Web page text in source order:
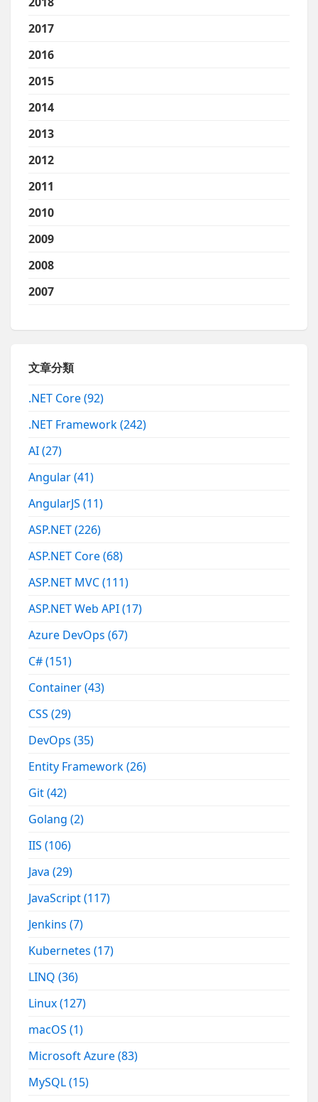
2017
2016
2015
2014
2013
2012
2011
2010
2009
2008
2007
文章分類
.NET Core(92)
.NET Framework(242)
AI(27)
Angular(41)
AngularJS(11)
ASP.NET(226)
ASP.NET Core(68)
ASP.NET MVC(111)
ASP.NET Web API(17)
Azure DevOps(67)
C#(151)
Container(43)
CSS(29)
DevOps(35)
Entity Framework(26)
Git(42)
Golang(2)
IIS(106)
Java(29)
JavaScript(117)
Jenkins(7)
Kubernetes(17)
LINQ(36)
Linux(127)
macOS(1)
Microsoft Azure(83)
MySQL(15)